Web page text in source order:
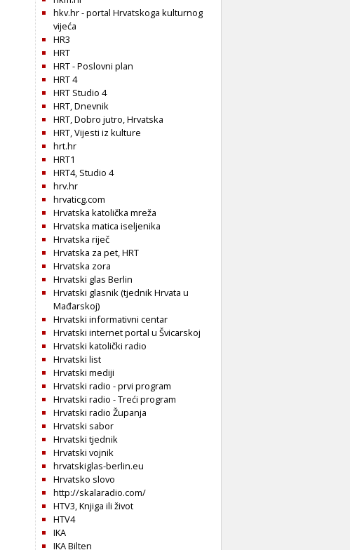
hkv.hr - portal Hrvatskoga kulturnog
vijeća
HR3
HRT
HRT - Poslovni plan
HRT 4
HRT Studio 4
HRT, Dnevnik
HRT, Dobro jutro, Hrvatska
HRT, Vijesti iz kulture
hrt.hr
HRT1
HRT4, Studio 4
hrv.hr
hrvaticg.com
Hrvatska katolička mreža
Hrvatska matica iseljenika
Hrvatska riječ
Hrvatska za pet, HRT
Hrvatska zora
Hrvatski glas Berlin
Hrvatski glasnik (tjednik Hrvata u
Mađarskoj)
Hrvatski informativni centar
Hrvatski internet portal u Švicarskoj
Hrvatski katolički radio
Hrvatski list
Hrvatski mediji
Hrvatski radio - prvi program
Hrvatski radio - Treći program
Hrvatski radio Županja
Hrvatski sabor
Hrvatski tjednik
Hrvatski vojnik
hrvatskiglas-berlin.eu
Hrvatsko slovo
http://skalaradio.com/
HTV3, Knjiga ili život
HTV4
IKA
IKA Bilten